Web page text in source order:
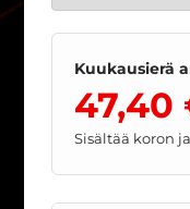
Kuukausierä
47,40
Sisältää koron